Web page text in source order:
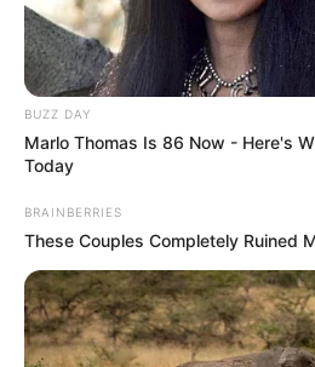
BUZZ DAY
Marlo Thomas Is 86 Now - Here's
Today
BRAINBERRIES
These Couples Completely Ruined